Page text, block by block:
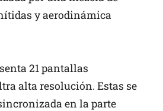
y aerodinámica
21 pantallas
alta resolución. Estas se
en la parte